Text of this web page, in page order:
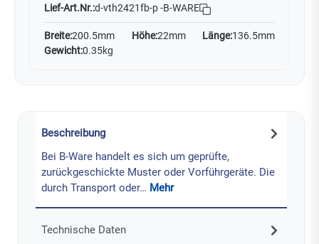
Lief-Art.Nr.:d-vth2421fb-p -B-WARE
Breite:200.5mm Höhe:22mm Länge:136.5mm
Gewicht:0.35kg
Beschreibung
Bei B-Ware handelt es sich um geprüfte,
zurückgeschickte Muster oder Vorführgeräte. Die
durch Transport oder… Mehr
Technische Daten